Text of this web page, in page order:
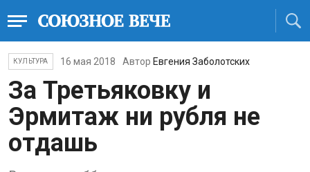
КУЛЬТУРА 16 мая 2018 Автор Евгения Заболотских
За Третьяковку и
Эрмитаж ни рубля не
отдашь